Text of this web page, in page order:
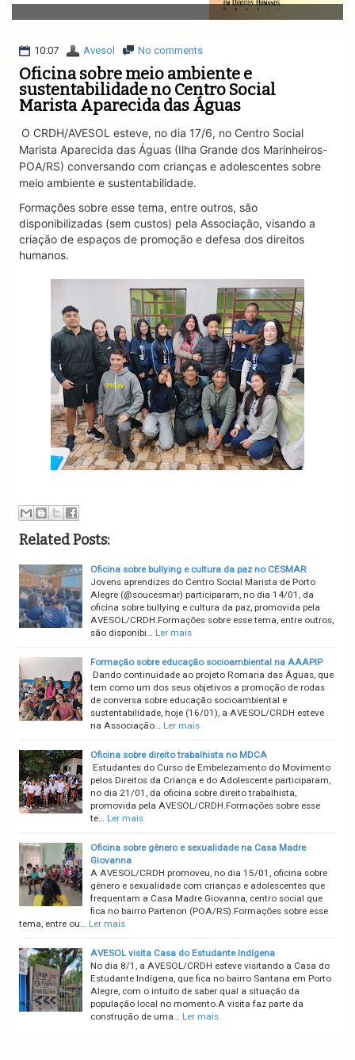
v
i
a
i
o
n
10:07 Avesol No comments
Oficina sobre meio ambiente e
sustentabilidade no Centro Social
Marista Aparecida das Águas
O CRDH/AVESOL esteve, no dia 17/6, no Centro Social
Marista Aparecida das Águas (Ilha Grande dos Marinheiros-
POA/RS) conversando com crianças e adolescentes sobre
meio ambiente e sustentabilidade.
Formações sobre esse tema, entre outros, são
disponibilizadas (sem custos) pela Associação, visando a
criação de espaços de promoção e defesa dos direitos
humanos.
Related Posts:
Oficina sobre bullying e cultura da paz no CESMAR
Jovens aprendizes do Centro Social Marista de Porto
Alegre (@soucesmar) participaram, no dia 14/01, da
oficina sobre bullying e cultura da paz, promovida pela
AVESOL/CRDH.Formações sobre esse tema, entre outros,
são disponibi… Ler mais
Formação sobre educação socioambiental na AAAPIP
Dando continuidade ao projeto Romaria das Águas, que
tem como um dos seus objetivos a promoção de rodas
de conversa sobre educação socioambiental e
sustentabilidade, hoje (16/01), a AVESOL/CRDH esteve
na Associação… Ler mais
Oficina sobre direito trabalhista no MDCA
Estudantes do Curso de Embelezamento do Movimento
pelos Direitos da Criança e do Adolescente participaram,
no dia 21/01, da oficina sobre direito trabalhista,
promovida pela AVESOL/CRDH.Formações sobre esse
te… Ler mais
Oficina sobre gênero e sexualidade na Casa Madre
Giovanna
A AVESOL/CRDH promoveu, no dia 15/01, oficina sobre
gênero e sexualidade com crianças e adolescentes que
frequentam a Casa Madre Giovanna, centro social que
fica no bairro Partenon (POA/RS).Formações sobre esse
tema, entre ou… Ler mais
AVESOL visita Casa do Estudante Indígena
No dia 8/1, a AVESOL/CRDH esteve visitando a Casa do
Estudante Indígena, que fica no bairro Santana em Porto
Alegre, com o intuito de saber qual a situação da
população local no momento.A visita faz parte da
construção de uma… Ler mais